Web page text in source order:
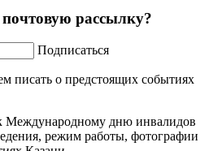
рассылку?
Подписаться
писать о предстоящих событиях
Международному дню инвалидов
режим работы, фотографии